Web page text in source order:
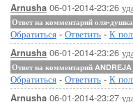
Arnusha 06-01-2014-23:26
Ответ на комментарий оля-душка
Обратиться - Ответить - К
Arnusha 06-01-2014-23:26
Ответ на комментарий
Обратиться - Ответить - К
Arnusha 06-01-2014-23:27